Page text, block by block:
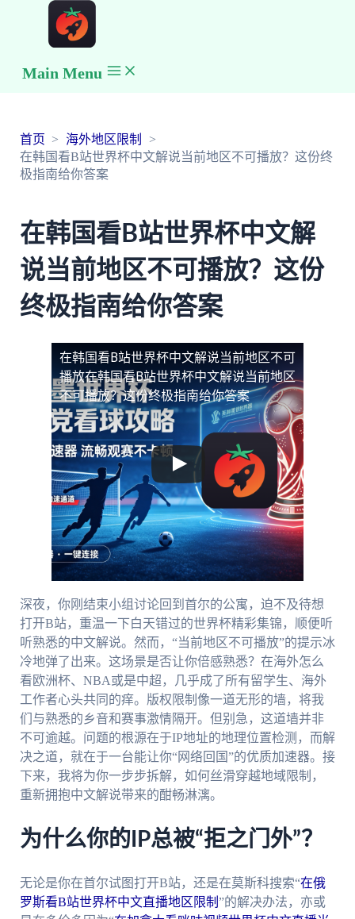
Main Menu
首页
海外地区限制
在韩国看B站世界杯中文解说当前地区不可播放？这份终
极指南给你答案
在韩国看B站世界杯中文解
说当前地区不可播放？这份
终极指南给你答案
在韩国看B站世界杯中文解说当前地区不可
播放在韩国看B站世界杯中文解说当前地区
不可播放？这份终极指南给你答案
深夜，你刚结束小组讨论回到首尔的公寓，迫不及待想
打开B站，重温一下白天错过的世界杯精彩集锦，顺便听
听熟悉的中文解说。然而，“当前地区不可播放”的提示冰
冷地弹了出来。这场景是否让你倍感熟悉？在海外怎么
看欧洲杯、NBA或是中超，几乎成了所有留学生、海外
工作者心头共同的痒。版权限制像一道无形的墙，将我
们与熟悉的乡音和赛事激情隔开。但别急，这道墙并非
不可逾越。问题的根源在于IP地址的地理位置检测，而解
决之道，就在于一台能让你“网络回国”的优质加速器。接
下来，我将为你一步步拆解，如何丝滑穿越地域限制，
重新拥抱中文解说带来的酣畅淋漓。
为什么你的IP总被“拒之门外”？
无论是你在首尔试图打开B站，还是在莫斯科搜索“在俄
罗斯看B站世界杯中文直播地区限制 ”的解决办法，亦或